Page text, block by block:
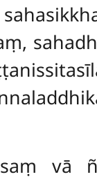
vā